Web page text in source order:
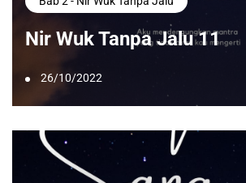
Nir Wuk Tanpa Jalu 11
26/10/2022